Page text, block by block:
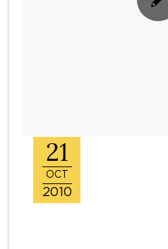
21
OCT
2010